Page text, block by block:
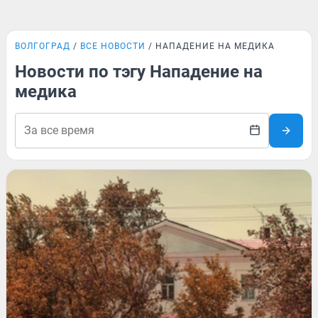
ВОЛГОГРАД ВСЕ НОВОСТИ НАПАДЕНИЕ НА МЕДИКА
Новости по тэгу Нападение на
медика